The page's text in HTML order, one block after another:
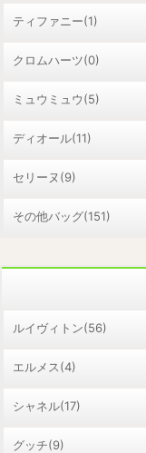
ティファニー(1)
クロムハーツ(0)
ミュウミュウ(5)
ディオール(11)
セリーヌ(9)
その他バッグ(151)
ルイヴィトン(56)
エルメス(4)
シャネル(17)
グッチ(9)